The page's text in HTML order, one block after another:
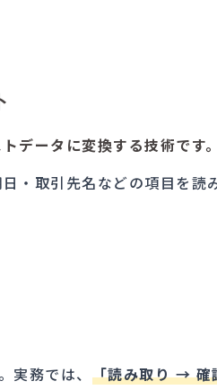
データに変換する技術です。
・取引先名などの項目を読
務では、 「読み取り → 確